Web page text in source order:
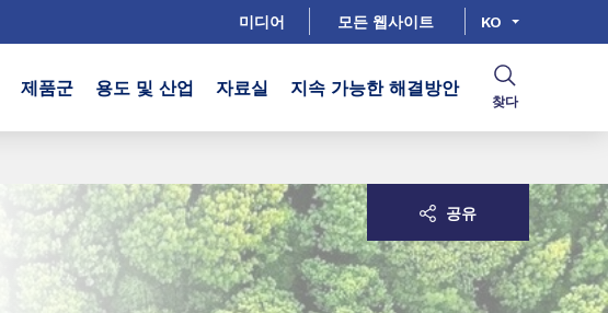
미디어 모든 웹사이트 KO
제품군 용도 및 산업 자료실 지속 가능한 해결방안
찾다
공유